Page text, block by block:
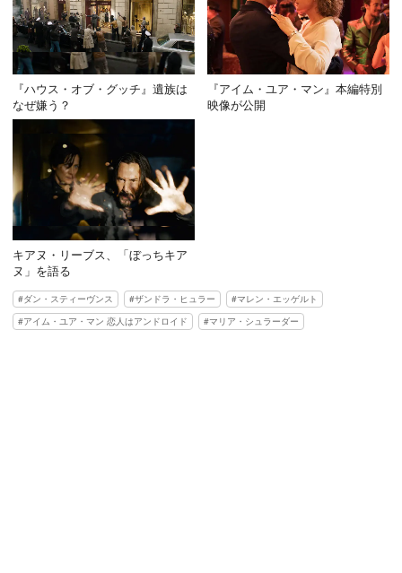
『ハウス・オブ・グッチ』遺族は
なぜ嫌う？
『アイム・ユア・マン』本編特別
映像が公開
キアヌ・リーブス、「ぼっちキア
ヌ」を語る
ダン・スティーヴンス ザンドラ・ヒュラー
マレン・エッゲルト
アイム・ユア・マン 恋人はアンドロイド
マリア・シュラーダー